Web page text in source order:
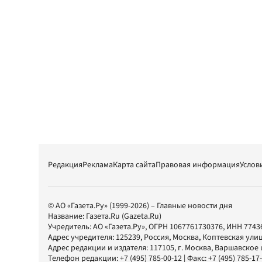
РедакцияРекламаКарта сайтаПравовая информация
© АО «Газета.Ру» (1999-2026) – Главные новости дня
Название: Газета.Ru (Gazeta.Ru)
Учредитель:АО «Газета.Ру», ОГРН 1067761730376, ИНН
Адрес учредителя: 125239, Россия, Москва, Коптевская
Адрес редакции и издателя: 117105, г. Москва, Варшавское
Телефон редакции:+7 (495) 785-00-12 | Факс:+7 (495) 785-